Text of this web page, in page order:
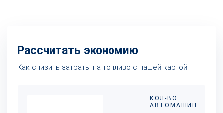
Рассчитать экономию
Как снизить затраты на топливо с нашей картой
КОЛ-ВО
АВТОМАШИН